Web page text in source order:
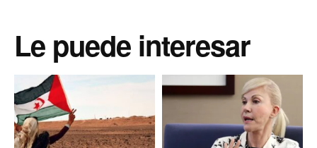
Le puede interesar